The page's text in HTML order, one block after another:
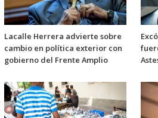
Lacalle Herrera advierte sobre
cambio en política exterior con
gobierno del Frente Amplio